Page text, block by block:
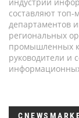
составляют
департаментов
региональных
промышленных
руководители и
информационных